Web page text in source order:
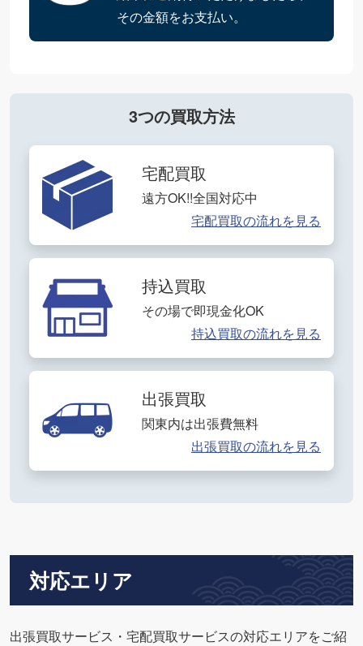
その金額をお支払い。
3つの買取方法
宅配買取
遠方OK!!全国対応中
宅配買取の流れを見る
持込買取
その場で即現金化OK
持込買取の流れを見る
出張買取
関東内は出張費無料
出張買取の流れを見る
対応エリア
出張買取サービス・宅配買取サービスの対応エリアをご紹